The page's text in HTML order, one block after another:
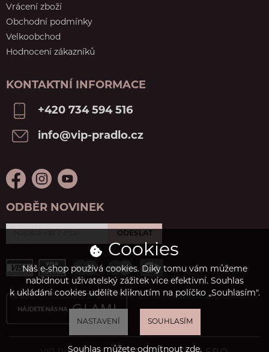
Vrácení zboží
Obchodní podmínky
Velkoobchod
Hodnocení zákazníků
KONTAKTNÍ INFORMACE
+420 734 594 516
info@vip-pradlo.cz
ODBĚR NOVINEK
ODESLAT
Cookies
Náš e-shop používá cookies. Díky tomu vám můžeme
nabídnout uživatelský zážitek více efektivní. Souhlas
k ukládání cookies udělíte kliknutím na políčko „Souhlasím".
NASTAVENÍ SOUHLASÍM
Souhlas můžete odmítnoutzde.